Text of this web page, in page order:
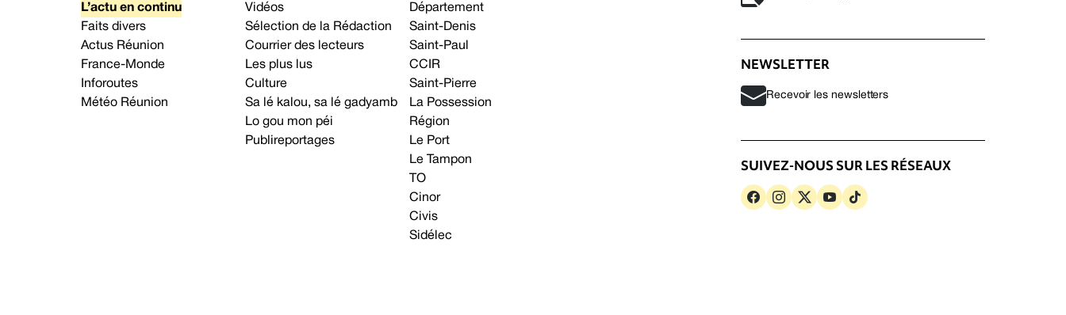
L’actu en continu
Faits divers
Actus Réunion
France-Monde
Inforoutes
Météo Réunion
Vidéos
Sélection de la Rédaction
Courrier des lecteurs
Les plus lus
Culture
Sa lé kalou, sa lé gadyamb
Lo gou mon péi
Publireportages
Département
Saint-Denis
Saint-Paul
CCIR
Saint-Pierre
La Possession
Région
Le Port
Le Tampon
TO
Cinor
Civis
Sidélec
NEWSLETTER
Recevoir les newsletters
SUIVEZ-NOUS SUR LES RÉSEAUX